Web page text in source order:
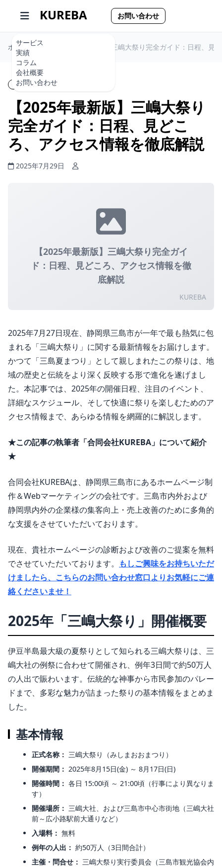
サービス
実績
コラム
会社概要
お問い合わせ
KUREBA お問い合わせ
ホーム 【2025年最新版】三嶋大祭り完全ガイド：日程、見
ブログ
【2025年最新版】三嶋大祭り
完全ガイド：日程、見どこ
ろ、アクセス情報を徹底解説
2025年7月29日
【2025年最新版】三嶋大祭り完全ガイ
ド：日程、見どころ、アクセス情報を徹
底解説
KUREBA
2025年7月27日現在、静岡県三島市が一年で最も熱気に包
まれる「三嶋大祭り」に関する最新情報をお届けします。
かつて「三島夏まつり」として親しまれたこの祭りは、地
域の歴史と伝統をより深く反映する形で進化を遂げまし
た。本記事では、2025年の開催日程、注目のイベント、
詳細なスケジュール、そして快適に祭りを楽しむためのア
クセス情報まで、あらゆる情報を網羅的に解説します。
★この記事の執筆者「合同会社KUREBA」について紹介
★
合同会社KUREBAは、静岡県三島市にあるホームページ制
作＆Webマーケティングの会社です。三島市内外および
静岡県内外の企業様の集客向上・売上改善のために多角的
な支援をさせていただいております。
現在、貴社ホームページの診断および改善のご提案を無料
でさせていただいております。
もしご興味をお持ちいただ
けましたら、こちらのお問い合わせ窓口よりお気軽にご連
絡くださいませ！
2025年「三嶋大祭り」開催概要
伊豆半島最大級の夏祭りとして知られる三嶋大祭りは、三
嶋大社の例祭に合わせて開催され、例年3日間で約50万人
の人出で賑わいます。伝統的な神事から市民参加のパレー
ドまで、多彩な魅力が詰まった祭りの基本情報をまとめま
した。
基本情報
正式名称： 三嶋大祭り（みしまおおまつり）
開催期間： 2025年8月15日(金) ～ 8月17日(日)
開催時間： 各日 15:00頃 ～ 21:00頃（行事により異なりま
す）
開催場所： 三嶋大社、および三島市中心市街地（三嶋大社
前～広小路駅前大通りなど）
入場料： 無料
例年の人出： 約50万人（3日間合計）
主催・問合せ： 三嶋大祭り実行委員会（三島市観光協会内